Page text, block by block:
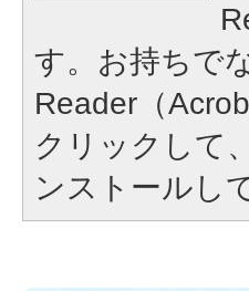
す。お持ちで
Reader（
クリックして
ンストールし